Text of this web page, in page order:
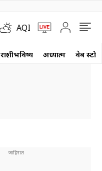
AQI
राशीभविष्य अध्यात्म वेब